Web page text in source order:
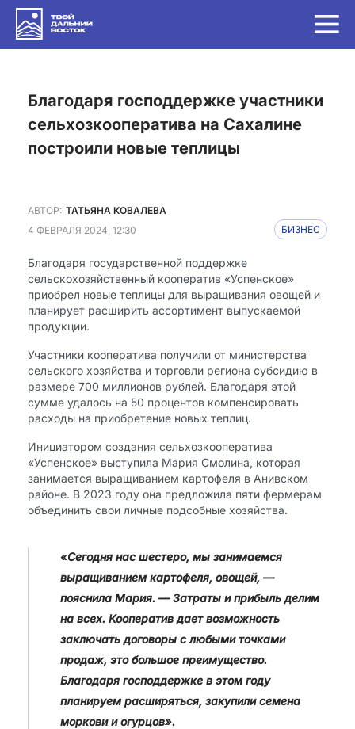
Благодаря господдержке участники
сельхозкооператива на Сахалине
построили новые теплицы
АВТОР: ТАТЬЯНА КОВАЛЕВА
4 ФЕВРАЛЯ 2024, 12:30
БИЗНЕС
Благодаря государственной поддержке
сельскохозяйственный кооператив «Успенское»
приобрел новые теплицы для выращивания овощей и
планирует расширить ассортимент выпускаемой
продукции.
Участники кооператива получили от министерства
сельского хозяйства и торговли региона субсидию в
размере 700 миллионов рублей. Благодаря этой
сумме удалось на 50 процентов компенсировать
расходы на приобретение новых теплиц.
Инициатором создания сельхозкооператива
«Успенское» выступила Мария Смолина, которая
занимается выращиванием картофеля в Анивском
районе. В 2023 году она предложила пяти фермерам
объединить свои личные подсобные хозяйства.
«Сегодня нас шестеро, мы занимаемся
выращиванием картофеля, овощей, —
пояснила Мария. — Затраты и прибыль делим
на всех. Кооператив дает возможность
заключать договоры с любыми точками
продаж, это большое преимущество.
Благодаря господдержке в этом году
планируем расширяться, закупили семена
моркови и огурцов».